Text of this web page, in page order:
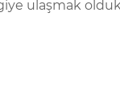
ulaşmak